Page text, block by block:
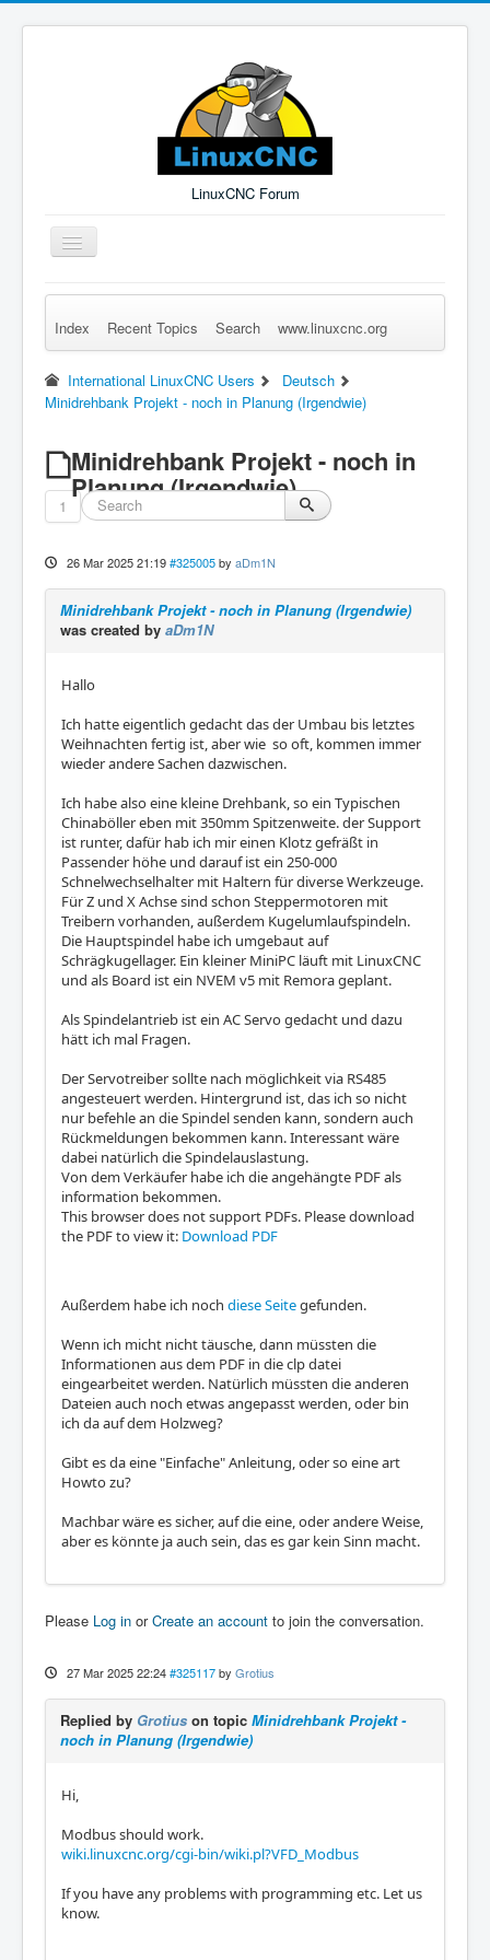
LinuxCNC Forum
Toggle
Navigation
Remember Me Log in Forgot Login? Sign up
Index Recent Topics Search www.linuxcnc.org
International LinuxCNC Users
Deutsch
Minidrehbank Projekt - noch in Planung (Irgendwie)
Minidrehbank Projekt - noch in
Planung (Irgendwie)
1
26 Mar 2025 21:19 #325005 by aDm1N
Minidrehbank Projekt - noch in Planung (Irgendwie)
was created by aDm1N
Hallo
Ich hatte eigentlich gedacht das der Umbau bis letztes
Weihnachten fertig ist, aber wie so oft, kommen immer
wieder andere Sachen dazwischen.
Ich habe also eine kleine Drehbank, so ein Typischen
Chinaböller eben mit 350mm Spitzenweite. der Support
ist runter, dafür hab ich mir einen Klotz gefräßt in
Passender höhe und darauf ist ein 250-000
Schnelwechselhalter mit Haltern für diverse Werkzeuge.
Für Z und X Achse sind schon Steppermotoren mit
Treibern vorhanden, außerdem Kugelumlaufspindeln.
Die Hauptspindel habe ich umgebaut auf
Schrägkugellager. Ein kleiner MiniPC läuft mit LinuxCNC
und als Board ist ein NVEM v5 mit Remora geplant.
Als Spindelantrieb ist ein AC Servo gedacht und dazu
hätt ich mal Fragen.
Der Servotreiber sollte nach möglichkeit via RS485
angesteuert werden. Hintergrund ist, das ich so nicht
nur befehle an die Spindel senden kann, sondern auch
Rückmeldungen bekommen kann. Interessant wäre
dabei natürlich die Spindelauslastung.
Von dem Verkäufer habe ich die angehängte PDF als
information bekommen.
This browser does not support PDFs. Please download
the PDF to view it: Download PDF
Außerdem habe ich noch diese Seitegefunden.
Wenn ich micht nicht täusche, dann müssten die
Informationen aus dem PDF in die clp datei
eingearbeitet werden. Natürlich müssten die anderen
Dateien auch noch etwas angepasst werden, oder bin
ich da auf dem Holzweg?
Gibt es da eine "Einfache" Anleitung, oder so eine art
Howto zu?
Machbar wäre es sicher, auf die eine, oder andere Weise,
aber es könnte ja auch sein, das es gar kein Sinn macht.
Please Log in orCreate an account to join the conversation.
27 Mar 2025 22:24 #325117 by Grotius
Replied by Grotius on topic Minidrehbank Projekt -
noch in Planung (Irgendwie)
Hi,
Modbus should work.
wiki.linuxcnc.org/cgi-bin/wiki.pl?VFD_Modbus
If you have any problems with programming etc. Let us
know.